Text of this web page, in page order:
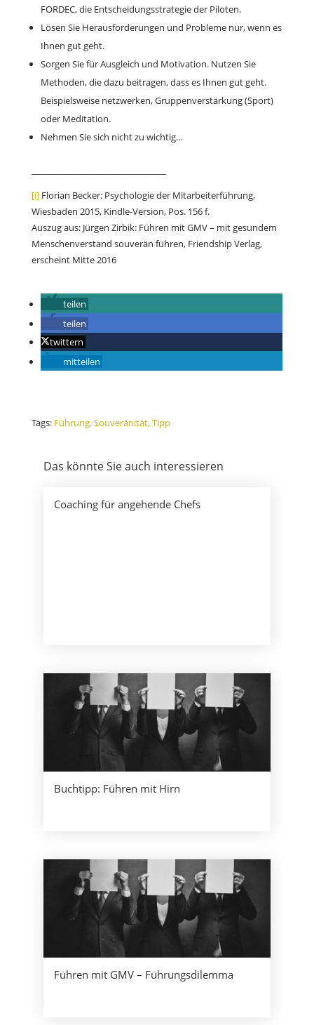
FORDEC, die Entscheidungsstrategie der Piloten.
Lösen Sie Herausforderungen und Probleme nur, wenn es
Ihnen gut geht.
Sorgen Sie für Ausgleich und Motivation. Nutzen Sie
Methoden, die dazu beitragen, dass es Ihnen gut geht.
Beispielsweise netzwerken, Gruppenverstärkung (Sport)
oder Meditation.
Nehmen Sie sich nicht zu wichtig…
[i]Florian Becker: Psychologie der Mitarbeiterführung,
Wiesbaden 2015, Kindle-Version, Pos. 156 f.
Auszug aus: Jürgen Zirbik: Führen mit GMV – mit gesundem
Menschenverstand souverän führen, Friendship Verlag,
erscheint Mitte 2016
teilen
teilen
twittern
mitteilen
Tags: Führung Souveränität Tipp
Das könnte Sie auch interessieren
Coaching für angehende Chefs
Buchtipp: Führen mit Hirn
Führen mit GMV – Führungsdilemma